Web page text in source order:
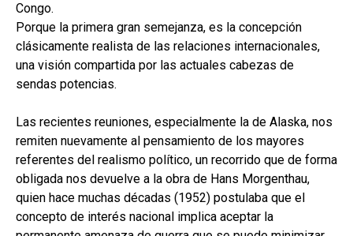
Congo.
Porque la primera gran semejanza, es la concepción
clásicamente realista de las relaciones internacionales,
una visión compartida por las actuales cabezas de
sendas potencias.
Las recientes reuniones, especialmente la de Alaska, nos
remiten nuevamente al pensamiento de los mayores
referentes del realismo político, un recorrido que de forma
obligada nos devuelve a la obra de Hans Morgenthau,
quien hace muchas décadas (1952) postulaba que el
concepto de interés nacional implica aceptar la